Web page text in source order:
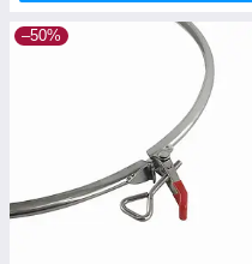
–50%